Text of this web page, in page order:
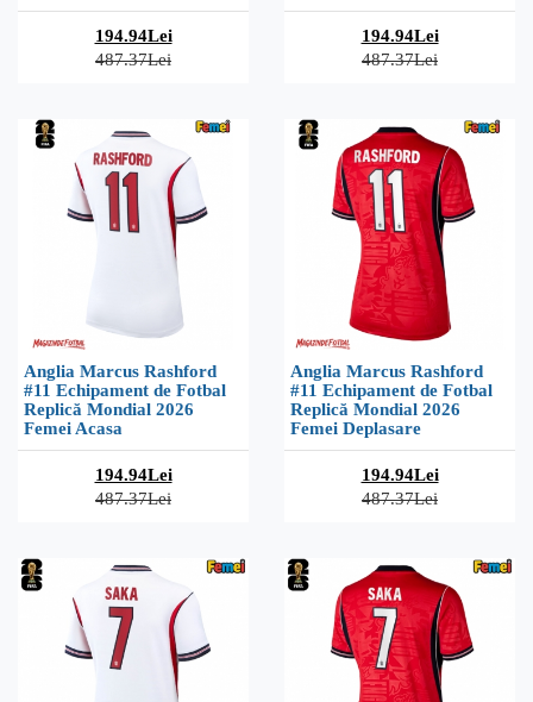
194.94Lei
487.37Lei
194.94Lei
487.37Lei
Anglia Marcus Rashford
#11 Echipament de Fotbal
Replică Mondial 2026
Femei Acasa
194.94Lei
487.37Lei
Anglia Marcus Rashford
#11 Echipament de Fotbal
Replică Mondial 2026
Femei Deplasare
194.94Lei
487.37Lei